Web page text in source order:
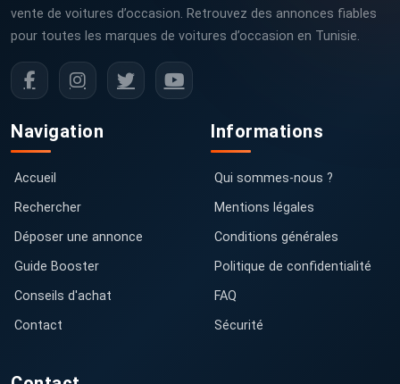
vente de voitures d’occasion. Retrouvez des annonces fiables
pour toutes les marques de voitures d’occasion en Tunisie.
Navigation
Accueil
Rechercher
Déposer une annonce
Guide Booster
Conseils d'achat
Contact
Informations
Qui sommes-nous ?
Mentions légales
Conditions générales
Politique de confidentialité
FAQ
Sécurité